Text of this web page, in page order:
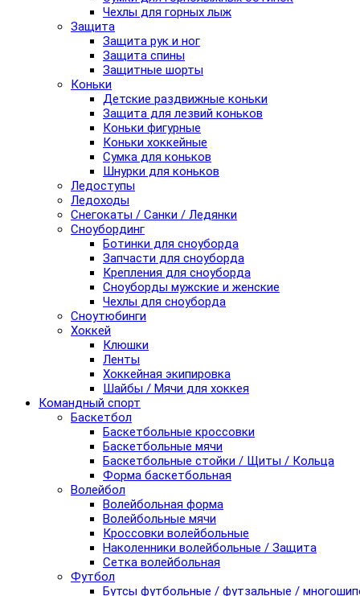
Чехлы для горных лыж
Защита
Защита рук и ног
Защита спины
Защитные шорты
Коньки
Детские раздвижные коньки
Защита для лезвий коньков
Коньки фигурные
Коньки хоккейные
Сумка для коньков
Шнурки для коньков
Ледоступы
Ледоходы
Снегокаты / Санки / Ледянки
Сноубординг
Ботинки для сноуборда
Запчасти для сноуборда
Крепления для сноуборда
Сноуборды мужские и женские
Чехлы для сноуборда
Сноутюбинги
Хоккей
Клюшки
Ленты
Хоккейная экипировка
Шайбы / Мячи для хоккея
Командный спорт
Баскетбол
Баскетбольные кроссовки
Баскетбольные мячи
Баскетбольные стойки / Щиты / Кольца
Форма баскетбольная
Волейбол
Волейбольная форма
Волейбольные мячи
Кроссовки волейбольные
Наколенники волейбольные / Защита
Сетка волейбольная
Футбол
Бутсы футбольные / футзальные /